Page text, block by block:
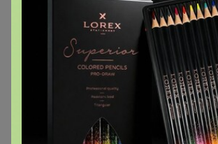
Эксклюзивный
Товар доступен
для
опытных пользователей
Зарегистрироваться